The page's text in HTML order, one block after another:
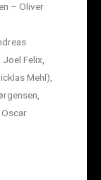
– Oliver
Felix,
Mehl),